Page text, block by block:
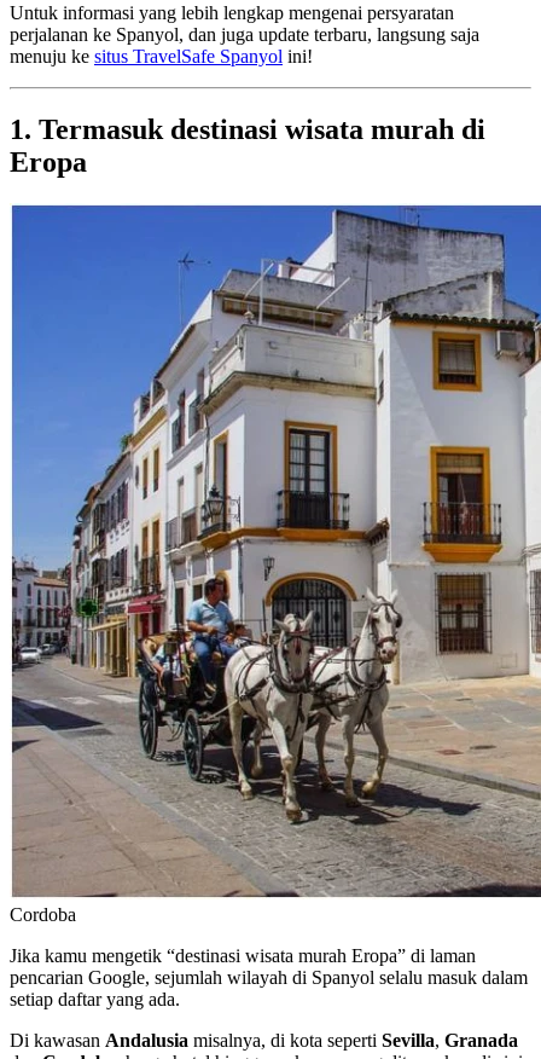
Untuk informasi yang lebih lengkap mengenai persyaratan
perjalanan ke Spanyol, dan juga update terbaru, langsung saja
menuju ke situs TravelSafe Spanyol ini!
1. Termasuk destinasi wisata murah di
Eropa
Cordoba
Jika kamu mengetik “destinasi wisata murah Eropa” di laman
pencarian Google, sejumlah wilayah di Spanyol selalu masuk dalam
setiap daftar yang ada.
Di kawasan Andalusia misalnya, di kota seperti Sevilla, Granada